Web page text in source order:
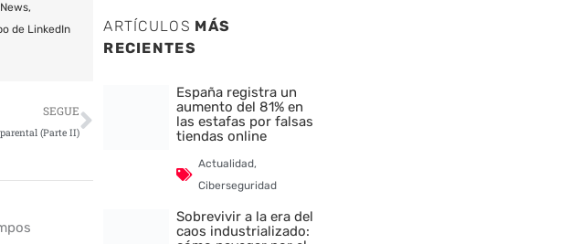
de LinkedIn
SEGUE
(Parte II)
Siguiente
ARTÍCULOS MÁS
RECIENTES
España registra un
aumento del 81% en
las estafas por falsas
tiendas online
Actualidad,
Ciberseguridad
Sobrevivir a la era del
caos industrializado: